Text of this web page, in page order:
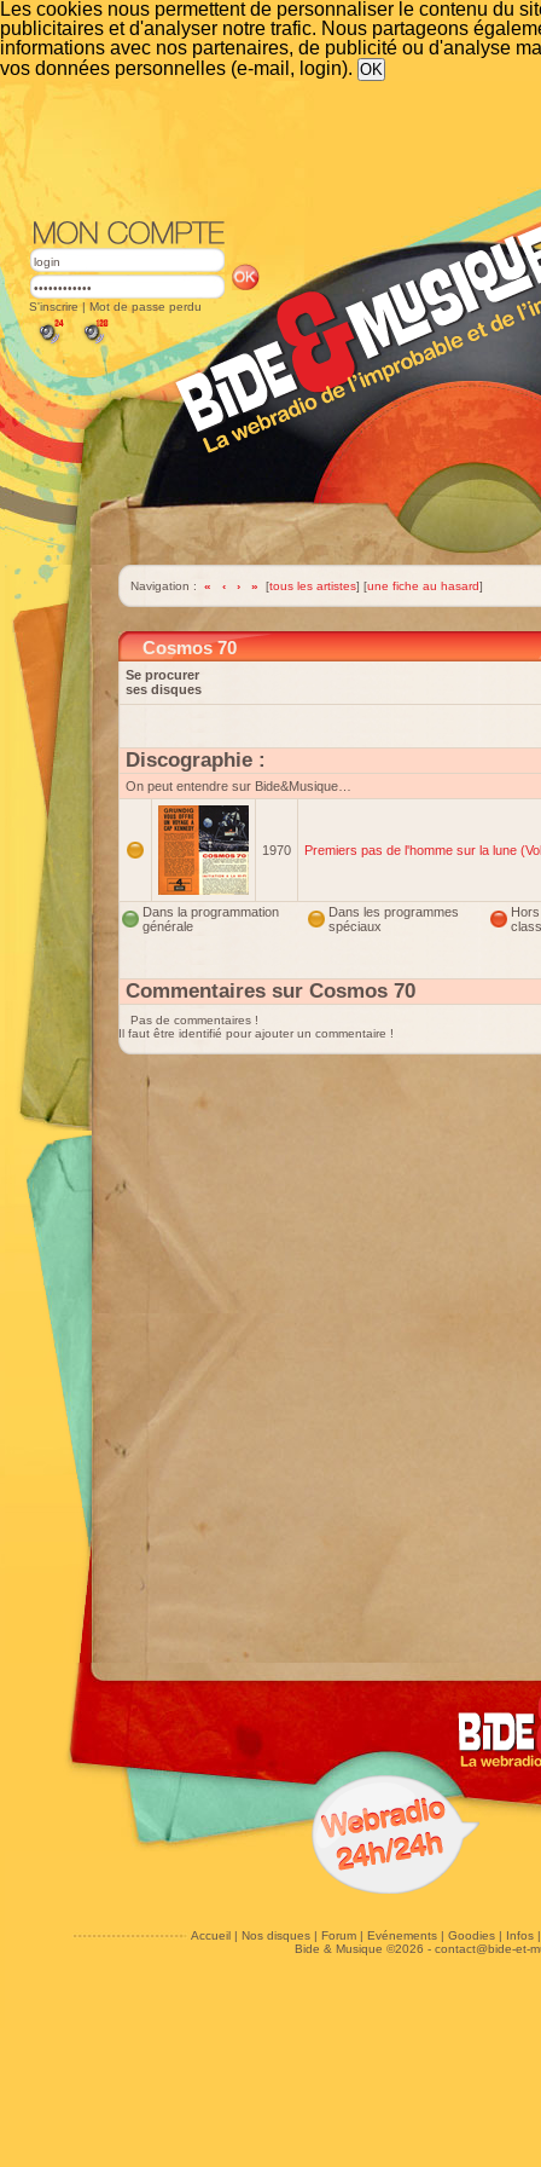
Les cookies nous permettent de personnaliser le contenu du
publicitaires et d'analyser notre trafic. Nous partageons
informations avec nos partenaires, de publicité ou d'analyse
vos données personnelles (e-mail, login).
S'inscrire | Mot de passe perdu
Navigation : « ‹ › » [tous les artistes] [une fiche au hasard]
Cosmos 70
Se procurer
ses disques
Discographie :
On peut entendre sur Bide&Musique…
1970 Premiers pas de l'homme sur la lune
Dans la programmation
générale
Dans les programmes
spéciaux
Hors
Commentaires sur Cosmos 70
Pas de commentaires !
Il faut être identifié pour ajouter un commentaire !
Accueil| Nos disques| Forum| Evénements| Goodies| Infos
Bide & Musique ©2026 - contact@bide-et-